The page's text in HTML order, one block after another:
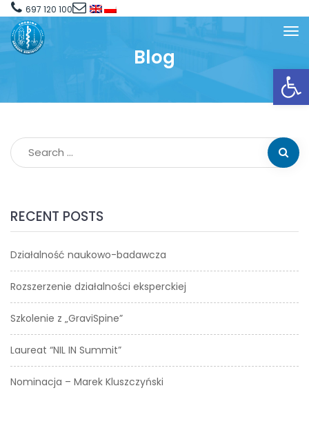
Open toolbar
697 120 100
Blog
RECENT POSTS
Działalność naukowo-badawcza
Rozszerzenie działalności eksperckiej
Szkolenie z „GraviSpine”
Laureat “NIL IN Summit”
Nominacja – Marek Kluszczyński